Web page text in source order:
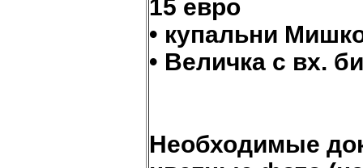
15 евро
• купальни
• Величка с вх.
Необходимые